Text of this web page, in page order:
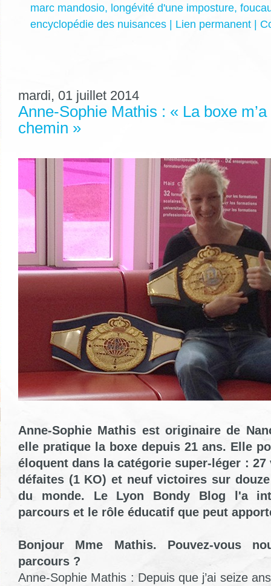
marc mandosio, longévité d'une imposture,
encyclopédie des nuisances
Lien permanent
mardi, 01 juillet 2014
Anne-Sophie Mathis : « La boxe
chemin »
Anne-Sophie Mathis est originaire de
elle pratique la boxe depuis 21 ans. Elle
éloquent dans la catégorie super-léger : 27
défaites (1 KO) et neuf victoires sur
du monde. Le Lyon Bondy Blog l'a
parcours et le rôle éducatif que peut
Bonjour Mme Mathis. Pouvez-vous
parcours ?
Anne-Sophie Mathis : Depuis que j’ai seize